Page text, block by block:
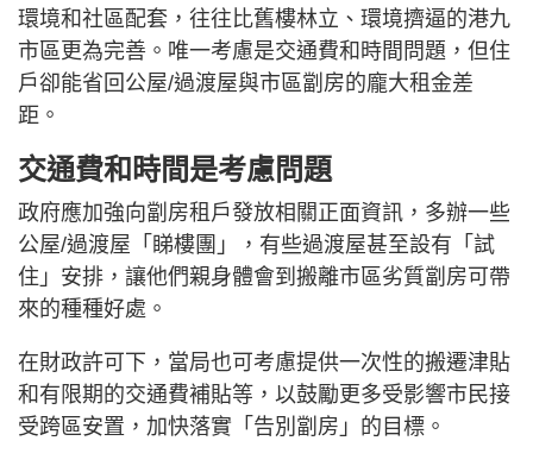
環境和社區配套，往往比舊樓林立、環境擠逼的港九
市區更為完善。唯一考慮是交通費和時間問題，但住
戶卻能省回公屋/過渡屋與市區劏房的龐大租金差
距。
交通費和時間是考慮問題
政府應加強向劏房租戶發放相關正面資訊，多辦一些
公屋/過渡屋「睇樓團」，有些過渡屋甚至設有「試
住」安排，讓他們親身體會到搬離市區劣質劏房可帶
來的種種好處。
在財政許可下，當局也可考慮提供一次性的搬遷津貼
和有限期的交通費補貼等，以鼓勵更多受影響市民接
受跨區安置，加快落實「告別劏房」的目標。